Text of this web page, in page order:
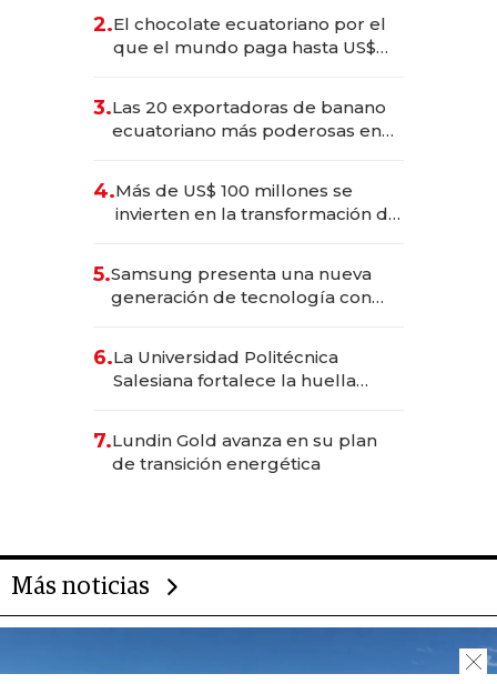
2.El chocolate ecuatoriano por el
que el mundo paga hasta US$
3.Las 20 exportadoras de banano
ecuatoriano más poderosas en
4.Más de US$ 100 millones se
invierten en la transformación de
5.Samsung presenta una nueva
generación de tecnología con
6.La Universidad Politécnica
Salesiana fortalece la huella
7.Lundin Gold avanza en su plan
de transición energética
Más noticias